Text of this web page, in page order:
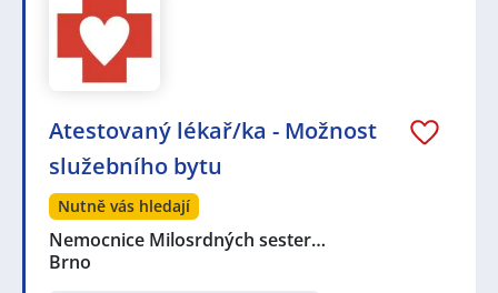
Atestovaný lékař/ka - Možnost
služebního bytu
Nutně vás hledají
Nemocnice Milosrdných sester…
Brno